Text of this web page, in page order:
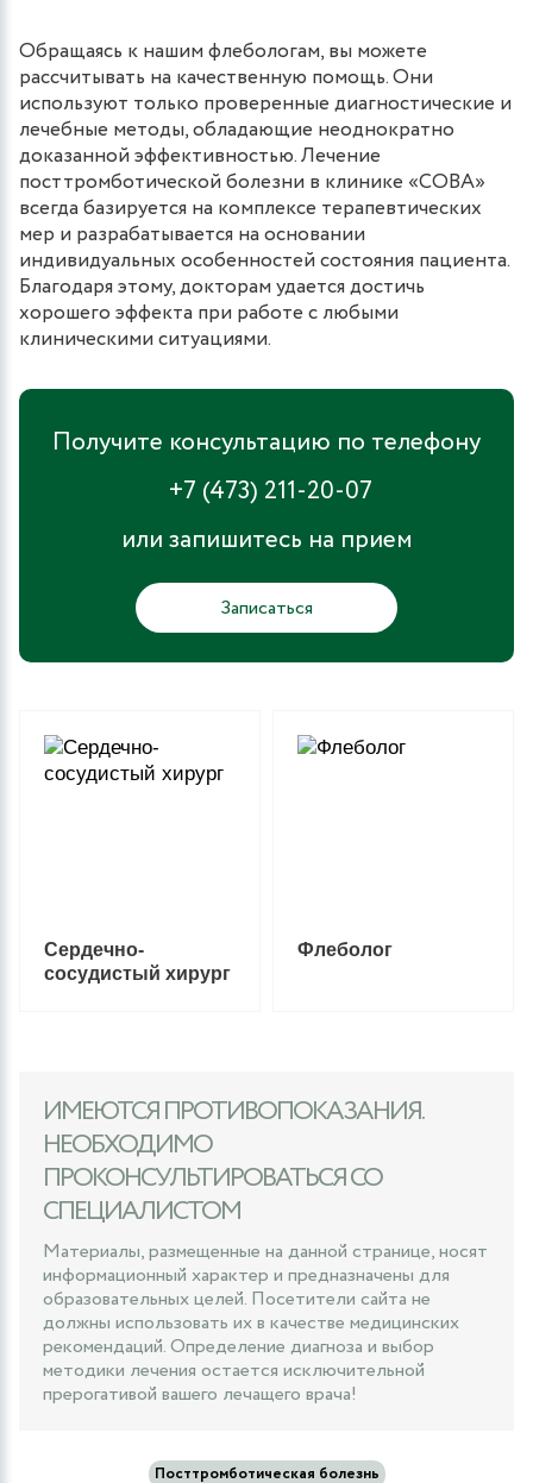
Обращаясь к нашим флебологам, вы можете
рассчитывать на качественную помощь. Они
используют только проверенные диагностические и
лечебные методы, обладающие неоднократно
доказанной эффективностью. Лечение
посттромботической болезни в клинике «СОВА»
всегда базируется на комплексе терапевтических
мер и разрабатывается на основании
индивидуальных особенностей состояния пациента.
Благодаря этому, докторам удается достичь
хорошего эффекта при работе с любыми
клиническими ситуациями.
Получите консультацию по телефону
+7 (473) 211-20-07
или запишитесь на прием
Записаться
Сердечно-
сосудистый хирург
Флеболог
ИМЕЮТСЯ ПРОТИВОПОКАЗАНИЯ.
НЕОБХОДИМО
ПРОКОНСУЛЬТИРОВАТЬСЯ СО
СПЕЦИАЛИСТОМ
Материалы, размещенные на данной странице, носят
информационный характер и предназначены для
образовательных целей. Посетители сайта не
должны использовать их в качестве медицинских
рекомендаций. Определение диагноза и выбор
методики лечения остается исключительной
прерогативой вашего лечащего врача!
Посттромботическая болезнь